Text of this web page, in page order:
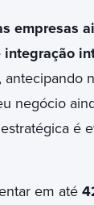
empresas
negócio
é
em até